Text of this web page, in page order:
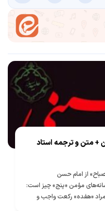
+ متن و ترجمه استاد
از امام حسن
مؤمن «پنج» چیز است:
«هفده» رکعت واجب و